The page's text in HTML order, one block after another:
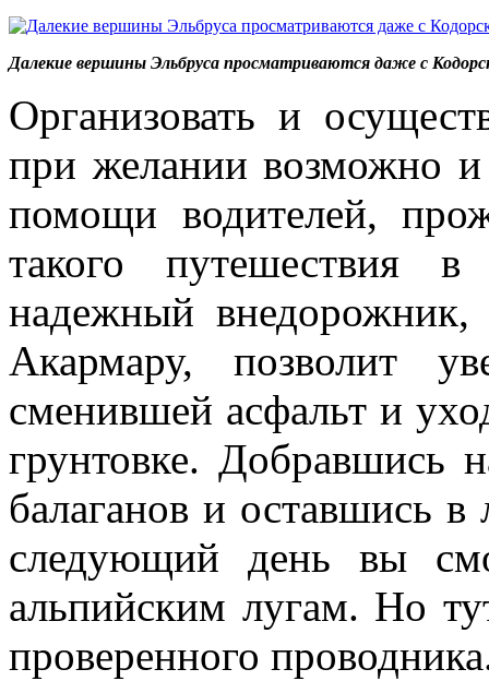
Далекие вершины Эльбруса просматриваются даже с
Организовать и
при желании возможно
помощи водителей,
такого путешествия
надежный
Акармару, позволит
сменившей асфальт и
грунтовке. Добравшись
балаганов и оставшись в
следующий день вы
альпийским лугам. Но
проверенного